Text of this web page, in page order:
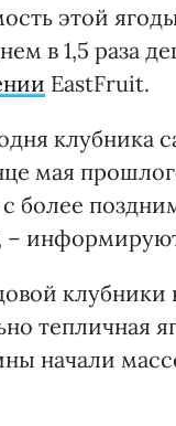
этой
в 1,5 раза
EastFruit.
клубника
мая
более
–
клубники
тепличная
начали